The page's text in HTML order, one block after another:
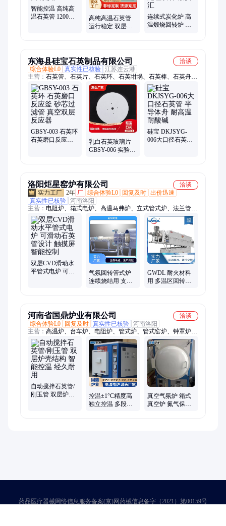
智能控温 高纯高
温石英管 1200℃
高纯高温石英管
运行稳定 双层散
连续式炭化炉 高
温煅烧回转炉 生
东海县硅宝石英制品有限公司
洽谈
综合体验L0 真实性已核验 江苏连云港
主营： 石英管、石英片、石英环、石英坩埚、石英棒、石英舟、
石英仪器等、耐高温玻璃、烧杯玻璃仪器、实验室化学仪器
GBSY-003 石英环
石英磨口反应釜
乳白石英玻璃片
GBSY-006 实验室
硅宝 DKJSYG-
006大口径石英管
洛阳炬星窑炉有限公司
洽谈
2年 厂 综合体验L0 回复及时 出价迅速
真实性已核验 河南洛阳
主营： 电阻炉、箱式电炉、高温马弗炉、立式管式炉、法兰管式
炉、高温箱式炉、真空气氛炉、高温升降炉、立式高温电炉、真
空气氛箱式炉、分体式熔块电炉
双层CVD滑动水
平管式电炉 可滑
气氛回转管式炉
连续烧结用 支持
GWDL 耐火材料
用 多温区回转炉
河南省国鼎炉业有限公司
洽谈
综合体验L0
回复及时 真实性已核验 河南洛阳
主营： 高温炉、台车炉、电阻炉、管式炉、管式窑炉、钟罩炉、
马弗炉、温控仪、退火炉、工业炉、箱式炉、升降炉、实验炉、
电阻丝、硅碳棒、熔炼炉、熔块炉、烧结炉、气氛炉、立式电
炉、电子陶瓷、真空电炉、控温系统、烧结电炉、陶瓷纤维
自动搅拌石英管/
刚玉管 双层炉壳
控温±1°C精度高
独立控温 多段程
真空气氛炉 箱式
真空炉 氮气保护
药品医疗器械网络信息服务备案(京)网药械信息备字（2021）第00159号